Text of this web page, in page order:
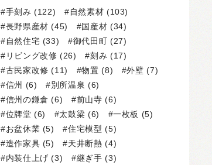
手刻み (122) 自然素材 (103)
長野県産材 (45) 国産材 (34)
自然住宅 (33) 御代田町 (27)
リビング改修 (26) 刻み (17)
古民家改修 (11) 物置 (8) 外壁 (7)
信州
(6) 別所温泉 (6)
信州の鎌倉 (6) 前山寺 (6)
位牌堂 (6) 太鼓梁 (6) 一枚板 (5)
お盆休業 (5) 住宅模型 (5)
造作家具 (5) 天井断熱 (4)
内装仕上げ (3) 継ぎ手 (3)